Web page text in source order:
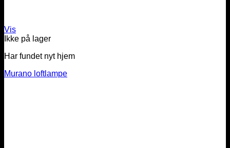
Vis
Ikke på lager
Har fundet nyt hjem
Murano loftlampe